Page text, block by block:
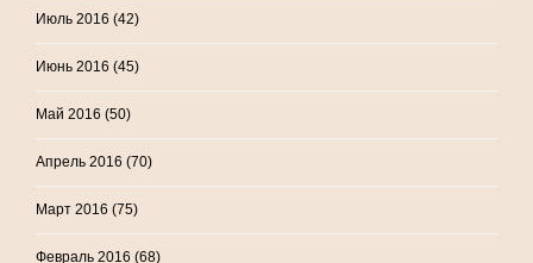
Июль 2016 (42)
Июнь 2016 (45)
Май 2016 (50)
Апрель 2016 (70)
Март 2016 (75)
Февраль 2016 (68)